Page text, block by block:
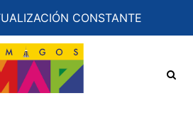
CONSTANTE